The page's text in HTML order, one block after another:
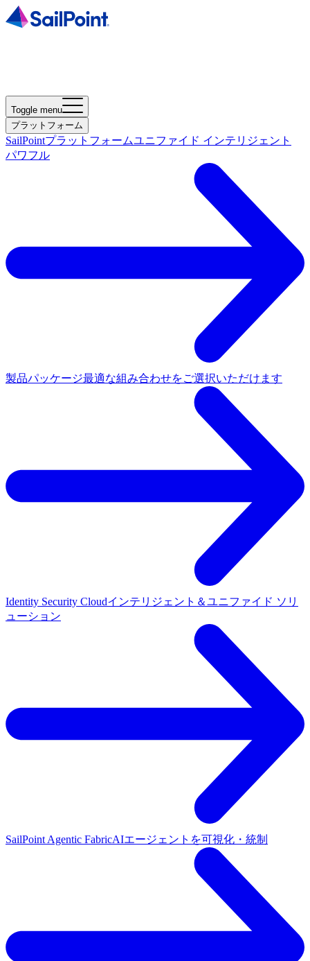
Toggle menu
プラットフォーム
SailPointプラットフォームユニファイド インテリジェント
パワフル
製品パッケージ最適な組み合わせをご選択いただけます
Identity Security Cloudインテリジェント＆ユニファイド ソリ
ューション
SailPoint Agentic FabricAIエージェントを可視化・統制